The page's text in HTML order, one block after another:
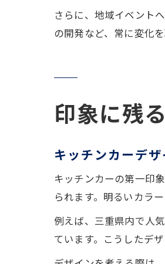
さらに、地域イベント
の開発など、常に変化
印象に残
キッチンカーデ
キッチンカーの第一印
られます。明るいカラ
例えば、三重県内で人
ています。こうしたデ